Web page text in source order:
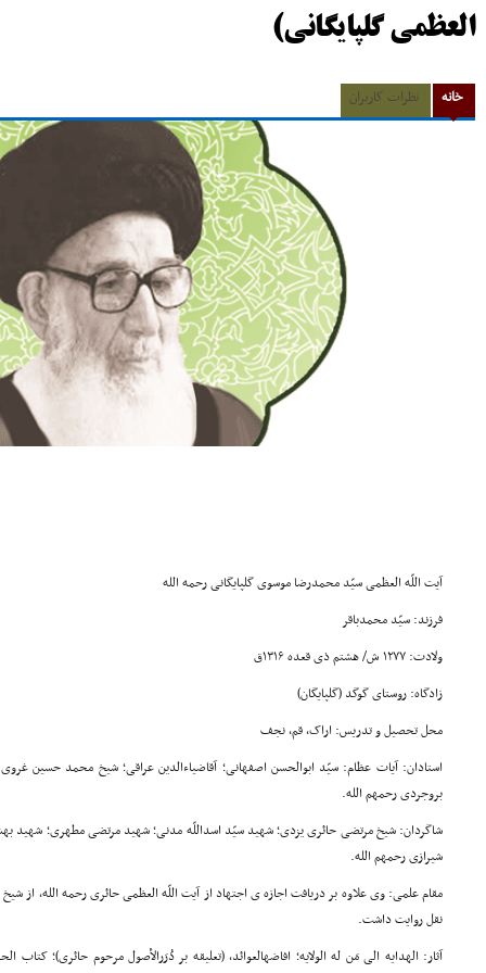
العظمی گلپایگانی)
خانه نظرات کاربران
آیت اللّه العظمی سیّد محمدرضا موسوی گلپایگانی رحمه الله
فرزند: سیّد محمدباقر
ولادت: ۱۲۷۷ ش/ هشتم ذی قعده ۱۳۱۶ق
زادگاه: روستای گوگد (گلپایگان)
محل تحصیل و تدریس: اراک، قم، نجف
استادان: آیات عظام: سیّد ابوالحسن اصفهانی؛ آقاضیاءالدین عراقی؛ شیخ محمد حسین
بروجردی رحمهم الله.
شاگردان: شیخ مرتضی حائری یزدی؛ شهید سیّد اسداللّه مدنی؛ شهید مرتضی مطهری؛ شهید
شیرازی رحمهم الله.
مقام علمی: وی علاوه بر دریافت اجازه ی اجتهاد از آیت اللّه العظمی حائری رحمه الله، از
نقل روایت داشت.
آثار: الهدایه الی مَن له الولایه؛ افاضهالعوائد، (تعلیقه بر دُرَرالأصول مرحوم حائری)؛